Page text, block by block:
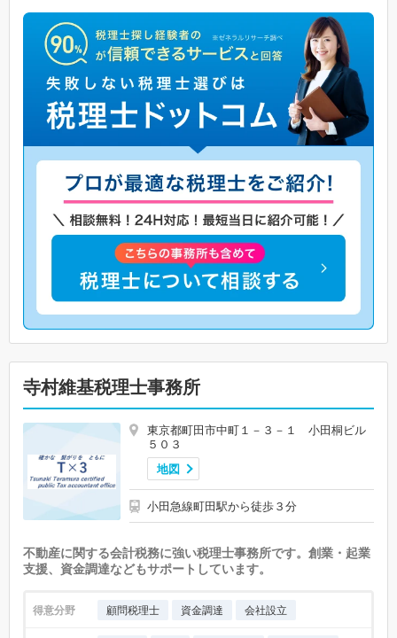
寺村維基税理士事務所
東京都町田市中町１－３－１ 小田桐ビル
５０３
地図
小田急線町田駅から徒歩３分
不動産に関する会計税務に強い税理士事務所です。創業・起業
支援、資金調達などもサポートしています。
得意分野 顧問税理士 資金調達 会社設立